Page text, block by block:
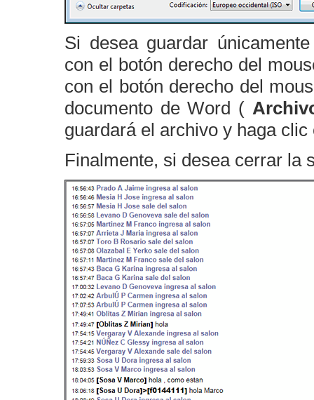
Si desea guardar
con el botón derecho del
con el botón derecho del
documento de Word (
guardará el archivo y haga
Finalmente, si desea cerrar la